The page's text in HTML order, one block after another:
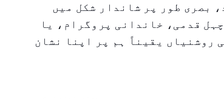
بصری طور پر شاندار شکل میں
قدمی، خاندانی پروگرام، یا
روشنیاں یقیناً ہم پر اپنا نشان